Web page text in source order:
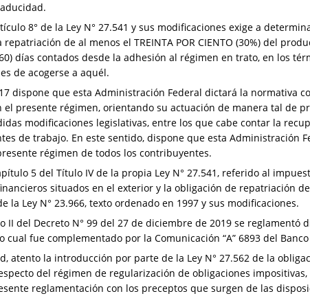
8° de la Ley N° 27.541 y sus modificaciones exige a
de al menos el TREINTA POR CIENTO (30%) del
días contados desde la adhesión al régimen en trato, en los
de acogerse a aquél.
dispone que esta Administración Federal dictará la normativa
el presente régimen, orientando su actuación de manera tal de
modificaciones legislativas, entre los que cabe contar la
de trabajo. En este sentido, dispone que esta Administración
régimen de todos los contribuyentes.
5 del Título IV de la propia Ley N° 27.541, referido al
situados en el exterior y la obligación de repatriación
la Ley N° 23.966, texto ordenado en 1997 y sus modificaciones.
II del Decreto N° 99 del 27 de diciembre de 2019 se
cual fue complementado por la Comunicación “A” 6893 del
atento la introducción por parte de la Ley N° 27.562 de la
del régimen de regularización de obligaciones
reglamentación con los preceptos que surgen de las